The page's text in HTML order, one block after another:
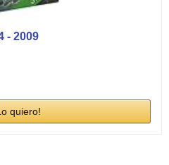
- 2009
quiero!